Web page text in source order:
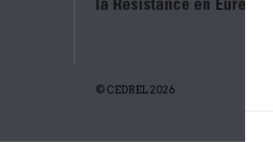
© CEDREL 2026